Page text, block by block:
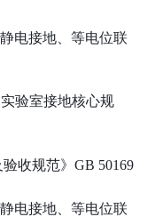
电接地、等电位联
实验室接地核心规
收规范》GB 50169
电接地、等电位联